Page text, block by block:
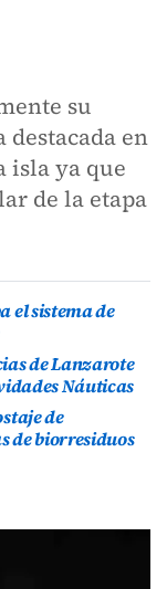
su
en
isla ya que
de la etapa
el sistema de
de Lanzarote
Náuticas
de
de biorresiduos